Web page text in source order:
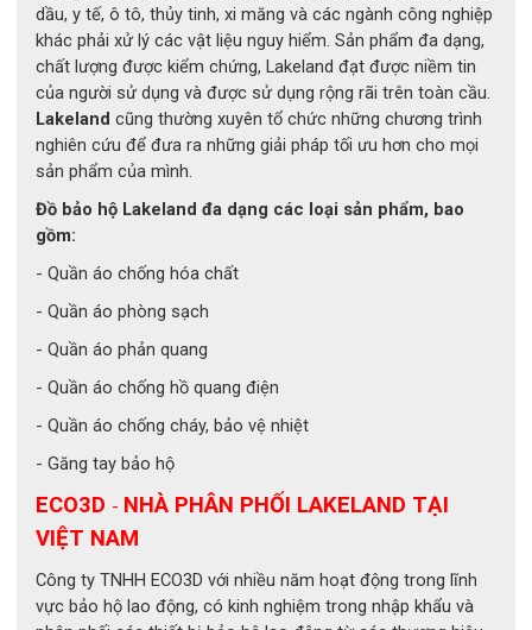
2.1. Vỏ mũ polyme tiên tiến
Vỏ mũ được sản xuất từ polyme kỹ thuật cao, giúp chống
cháy và chịu nhiệt vượt trội.Cấu trúc đúc liền khối cho phép
phân tán lực va đập đều hơn, giảm tổn thương khi gặp sự cố.
Dù bền chắc, trọng lượng của mũ vẫn nhẹ, giúp người dùng
thoải mái trong thời gian dài.
2.2. Lớp lót polyurethane chống sốc
Bên trong mũ là lớp đệm polyurethane mềm mại, giúp hấp
còn có khả năng cách nhiệt và chống ẩm, đảm bảo sự dễ
chịu ngay cả khi phải hoạt động trong môi trường nhiệt độ
cao.
2.3. Tấm chắn bảo vệ nhiệt và chống trầy xước
Tấm chắn trong suốt của Pacific F15 được làm từ vật liệu
chống cháy và chịu va đập cao, giúp bảo vệ toàn bộ vùng
mặt khỏi lửa, khói, bụi và hóa chất. Lớp phủ chống tia cực
tím giúp hạn chế tổn thương mắt và da khi làm việc trong
môi trường có ánh nắng mạnh.
dầu, y tế, ô tô, thủy tinh, xi măng và các ngành công nghiệp
khác phải xử lý các vật liệu nguy hiểm. Sản phẩm đa dạng,
chất lượng được kiểm chứng, Lakeland đạt được niềm tin
của người sử dụng và được sử dụng rộng rãi trên toàn cầu.
Lakeland cũng thường xuyên tổ chức những chương trình
nghiên cứu để đưa ra những giải pháp tối ưu hơn cho mọi
sản phẩm của mình.
Đồ bảo hộ Lakeland đa dạng các loại sản phẩm, bao
gồm:
- Quần áo chống hóa chất
- Quần áo phòng sạch
- Quần áo phản quang
- Quần áo chống hồ quang điện
- Quần áo chống cháy, bảo vệ nhiệt
- Găng tay bảo hộ
ECO3D - NHÀ PHÂN PHỐI LAKELAND TẠI
VIỆT NAM
Công ty TNHH ECO3D với nhiều năm hoạt động trong lĩnh
vực bảo hộ lao động, có kinh nghiệm trong nhập khẩu và